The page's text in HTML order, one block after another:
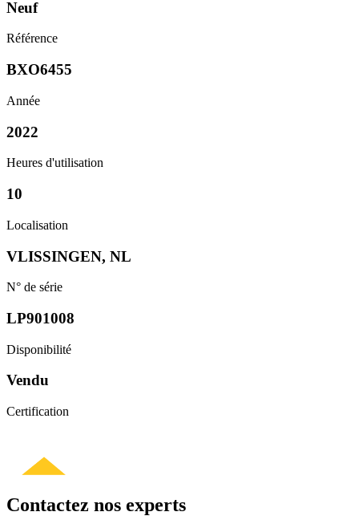
Neuf
Référence
BXO6455
Année
2022
Heures d'utilisation
10
Localisation
VLISSINGEN, NL
N° de série
LP901008
Disponibilité
Vendu
Certification
Contactez nos experts